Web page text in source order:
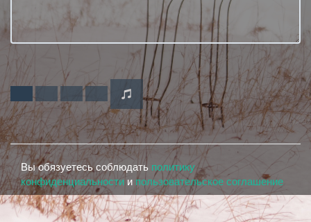
Вы обязуетесь соблюдать политику
конфиденциальности и пользовательское соглашение